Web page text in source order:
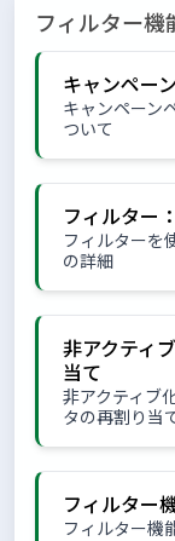
フィルター機
キャンペー
キャンペーン
ついて
フィルター
フィルターを
の詳細
非アクティ
当て
非アクティブ
タの再割り当
フィルター
フィルター機